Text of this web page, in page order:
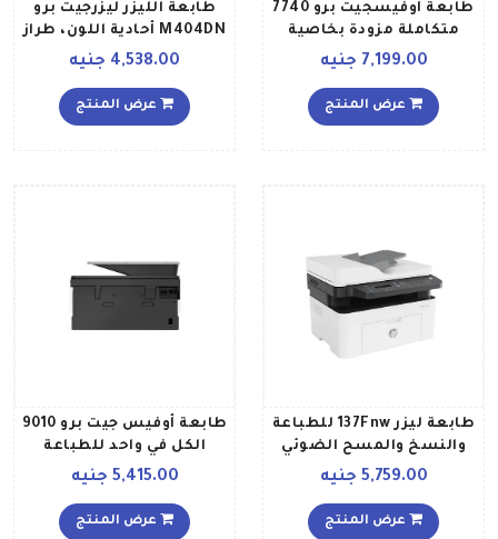
طابعة أوفيسجيت برو 7740
متكاملة مزودة بخاصية
الطباعة وواي فاي لون
أسود
7,199.00 جنيه
عرض المنتج
طابعة الليزر ليزرجيت برو
M404DN أحادية اللون، طراز
W1A53A أبيض
4,538.00 جنيه
عرض المنتج
طابعة ليزر 137Fnw للطباعة
والنسخ والمسح الضوئي
لون أبيض طراز 4ZB84A
5,759.00 جنيه
عرض المنتج
طابعة أوفيس جيت برو 9010
الكل في واحد للطباعة
والنسخ والمسح الضوئي
أبيضأسود
5,415.00 جنيه
عرض المنتج